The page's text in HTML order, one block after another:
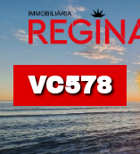
VC578